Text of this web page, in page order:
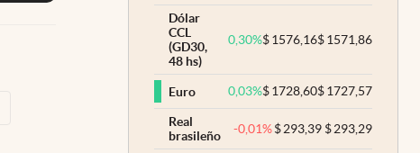
Dólar
CCL
(GD30,
48 hs)
0,30%$1576,16$1571,86
Euro 0,03%$1728,60$1727,57
Real
brasileño
-0,01% $293,39 $293,29